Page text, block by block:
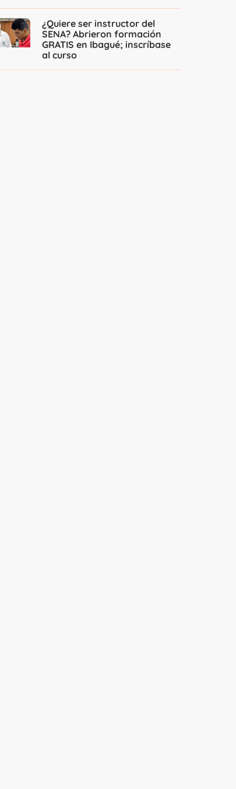
¿Quiere ser instructor del
SENA? Abrieron formación
GRATIS en Ibagué; inscríbase
al curso